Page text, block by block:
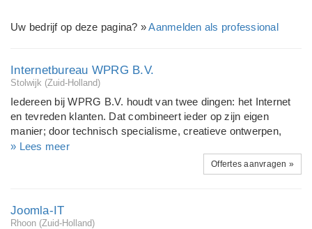
Uw bedrijf op deze pagina? »Aanmelden als professional
Internetbureau WPRG B.V.
Stolwijk (Zuid-Holland)
Iedereen bij WPRG B.V. houdt van twee dingen: het Internet
en tevreden klanten. Dat combineert ieder op zijn eigen
manier; door technisch specialisme, creatieve ontwerpen,
communicatie, projectbegeleiding We brengen al deze
talenten samen en creëren samen met onze klanten websites
en webshops in perfect passende huisstijlen. We bouwen met
portfolio(www.wprg.nl/portfolio zit boordenvol inspiratie en
voorbeelden van jaren werk! Service heeft bij ons de hoogste
» Lees meer
Offertes aanvragen »
Joomla-IT
Rhoon (Zuid-Holland)